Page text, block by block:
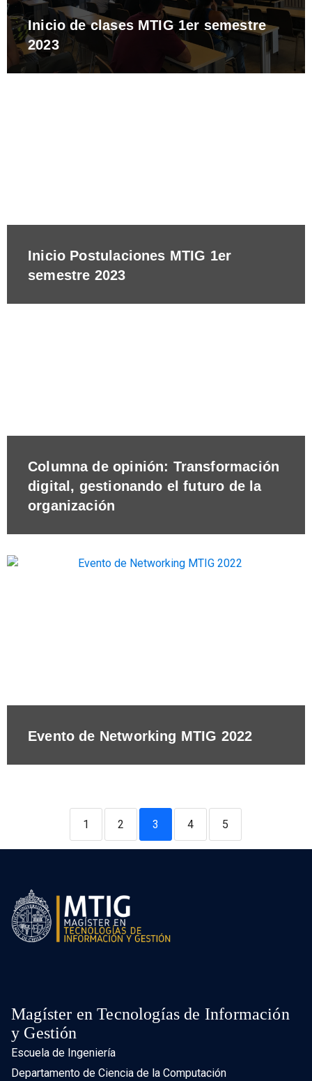
Inicio de clases MTIG 1er semestre
2023
Inicio Postulaciones MTIG 1er
semestre 2023
Columna de opinión: Transformación
digital, gestionando el futuro de la
organización
Evento de Networking MTIG 2022
1 2 3 4 5
Magíster en Tecnologías de Información
y Gestión
Escuela de Ingeniería
Departamento de Ciencia de la Computación